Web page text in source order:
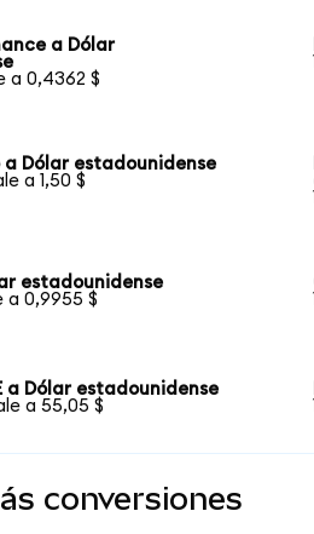
a Dólar
a 0,4362 $
Dólar estadounidense
a 1,50 $
estadounidense
a 0,9955 $
a Dólar estadounidense
a 55,05 $
conversiones